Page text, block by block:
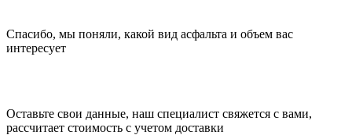
Спасибо, мы поняли, какой вид асфальта и объем вас
интересует
Оставьте свои данные, наш специалист свяжется с вами,
рассчитает стоимость с учетом доставки